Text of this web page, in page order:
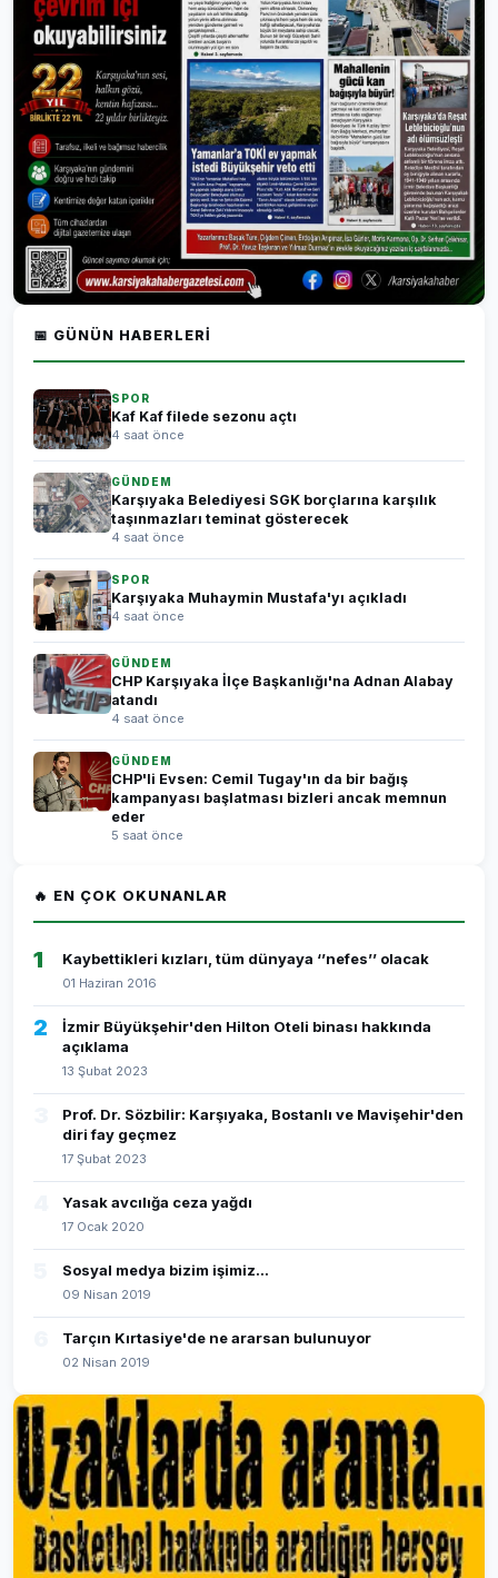
📅 GÜNÜN HABERLERI
SPOR
Kaf Kaf filede sezonu açtı
4 saat önce
GÜNDEM
Karşıyaka Belediyesi SGK borçlarına karşılık
taşınmazları teminat gösterecek
4 saat önce
SPOR
Karşıyaka Muhaymin Mustafa'yı açıkladı
4 saat önce
GÜNDEM
CHP Karşıyaka İlçe Başkanlığı'na Adnan Alabay
atandı
4 saat önce
GÜNDEM
CHP'li Evsen: Cemil Tugay'ın da bir bağış
kampanyası başlatması bizleri ancak memnun
eder
5 saat önce
🔥 EN ÇOK OKUNANLAR
1 Kaybettikleri kızları, tüm dünyaya ‘’nefes’’ olacak
01 Haziran 2016
2
İzmir Büyükşehir'den Hilton Oteli binası hakkında
açıklama
13 Şubat 2023
Prof. Dr. Sözbilir: Karşıyaka, Bostanlı ve Mavişehir'den
diri fay geçmez
17 Şubat 2023
Yasak avcılığa ceza yağdı
17 Ocak 2020
Sosyal medya bizim işimiz...
09 Nisan 2019
Tarçın Kırtasiye'de ne ararsan bulunuyor
02 Nisan 2019